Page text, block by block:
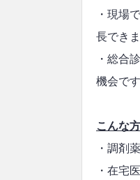
・現場
長できま
・総合
機会です
こんな
・調剤
・在宅